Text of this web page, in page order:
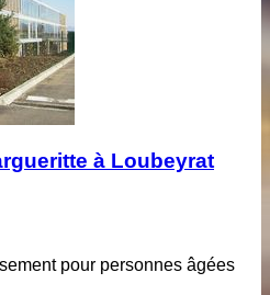
à Loubeyrat
pour personnes âgées